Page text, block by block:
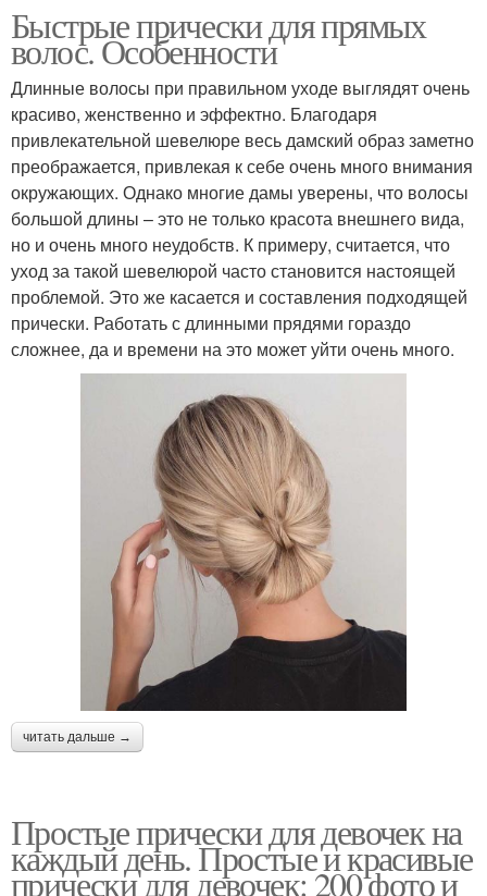
Быстрые прически для прямых
волос. Особенности
Длинные волосы при правильном уходе выглядят очень
красиво, женственно и эффектно. Благодаря
привлекательной шевелюре весь дамский образ заметно
преображается, привлекая к себе очень много внимания
окружающих. Однако многие дамы уверены, что волосы
большой длины – это не только красота внешнего вида,
но и очень много неудобств. К примеру, считается, что
уход за такой шевелюрой часто становится настоящей
проблемой. Это же касается и составления подходящей
прически. Работать с длинными прядями гораздо
сложнее, да и времени на это может уйти очень много.
читать дальше →
Простые прически для девочек на
каждый день. Простые и красивые
прически для девочек: 200 фото и